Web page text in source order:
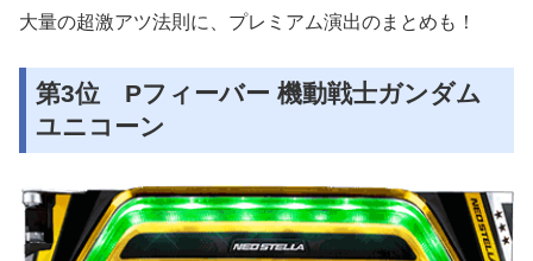
大量の超激アツ法則に、プレミアム演出のまとめも！
第3位 Pフィーバー 機動戦士ガンダム
ユニコーン